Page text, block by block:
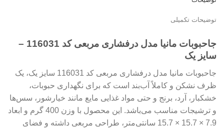
توضیحات تکمیلی
جاحبوبات مانیا مدل درفشاری مربعی کد 116031 –
سایز یک
جاحبوبات مانیا مدل درفشاری مربعی کد 116031 سایز یک، یک
ظرف نشکن و کاملاً آب‌بند است که برای نگهداری حبوبات،
خشکبار، آرد، برنج و حتی مواد غذایی مایع مانند خیارشور، سس‌ها
و ترشیجات مناسب می‌باشد. این محصول با وزن 400 گرم و ابعاد
7.9 × 15.7 × 15.7 سانتی‌متر، طراحی مربعی داشته و فضای